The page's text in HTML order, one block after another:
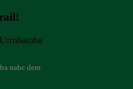
nahe dem